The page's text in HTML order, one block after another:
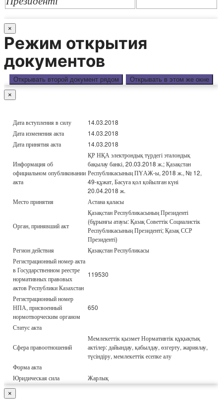
×
Режим открытия
документов
Открывать второй документ рядом Открывать в этом же окне
×
Дата вступления в силу
14.03.2018
Дата изменения акта
14.03.2018
Дата принятия акта
14.03.2018
Информация об
официальном опубликовании
акта
ҚР НҚА электрондық түрдегі эталондық
бақылау банкі, 20.03.2018 ж.; Қазақстан
Республикасының ПҮАЖ-ы, 2018 ж., № 12,
49-құжат, Басуға қол қойылған күні
20.04.2018 ж.
Место принятия
Астана қаласы
Орган, принявший акт
Қазақстан Республикасының Президенті
(бұрынғы атауы: Қазақ Советтік Социалистік
Республикасының Президенті; Қазақ ССР
Президенті)
Регион действия
Қазақстан Республикасы
Регистрационный номер акта
в Государственном реестре
нормативных правовых
актов Республики Казахстан
119530
Регистрационный номер
НПА, присвоенный
нормотворческим органом
650
Статус акта
Сфера правоотношений
Мемлекеттік қызмет Нормативтік құқықтық
актілер: дайындау, қабылдау, өзгерту, жариялау,
түсіндіру, мемлекеттік есепке алу
Форма акта
Юридическая сила
Жарлық
×